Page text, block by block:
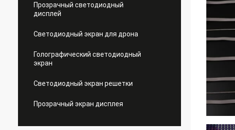
Прозрачный светодиодный
дисплей
Светодиодный экран для дрона
Голографический светодиодный
экран
Светодиодный экран решетки
Прозрачный экран дисплея